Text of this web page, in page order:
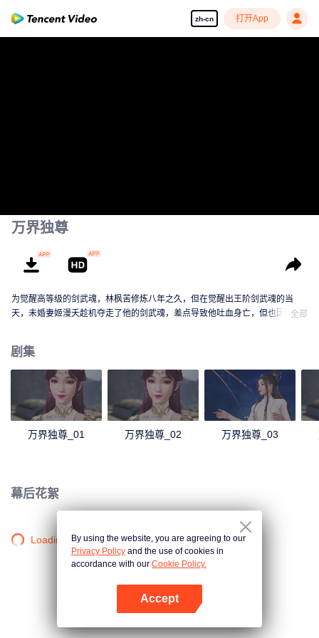
zh-cn 打开App
万界独尊
为觉醒高等级的剑武魂，林枫苦修炼八年之久，但在觉醒出王阶剑武魂的当
天，未婚妻姬漫夭趁机夺走了他的剑武魂，差点导致他吐血身亡，但也因此激
南的陪伴、以及从葬神之地中得到的新力量的帮助，林枫才能重拾信心，不至
于一蹶不振，后来成功吸收了葬神之地中的神魔天尊强者们的力量，林枫的剑
武魂因此以修复，且逐渐提升到了更高层次。 通过外出历练，林枫跨越了一个
又一个的艰难险阻，一步一步地茁壮成长为受世人敬仰的强者，最终登上了武
道之巅。
全部
剧集
万界独尊_01 万界独尊_02 万界独尊_03
幕后花絮
Loading…By using the website, you are agreeing to our
Privacy Policy and the use of cookies in
accordance with our Cookie Policy.
Accept